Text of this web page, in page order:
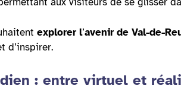
explorer l’avenir de Val-de-
d’inspirer.
: entre virtuel et